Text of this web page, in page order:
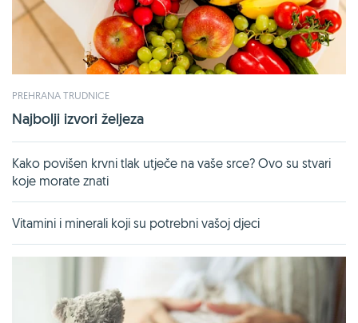
PREHRANA TRUDNICE
Najbolji izvori željeza
Kako povišen krvni tlak utječe na vaše srce? Ovo su stvari
koje morate znati
Vitamini i minerali koji su potrebni vašoj djeci